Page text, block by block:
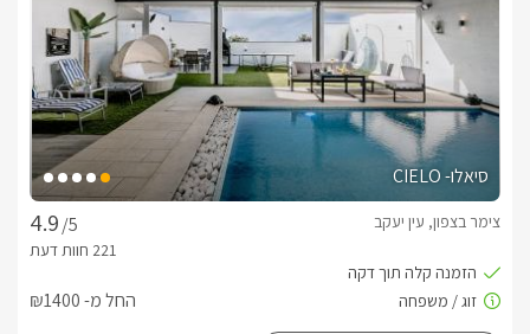
סיאלו- CIELO
/5
צימר בצפון, עין יעקב
החל מ- ₪1400